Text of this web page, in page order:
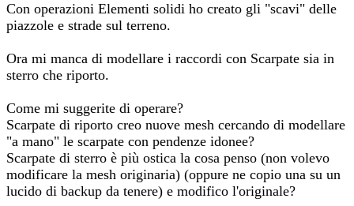
Con operazioni Elementi solidi ho creato gli "scavi" delle
piazzole e strade sul terreno.
Ora mi manca di modellare i raccordi con Scarpate sia in
sterro che riporto.
Come mi suggerite di operare?
Scarpate di riporto creo nuove mesh cercando di modellare
"a mano" le scarpate con pendenze idonee?
Scarpate di sterro è più ostica la cosa penso (non volevo
modificare la mesh originaria) (oppure ne copio una su un
lucido di backup da tenere) e modifico l'originale?